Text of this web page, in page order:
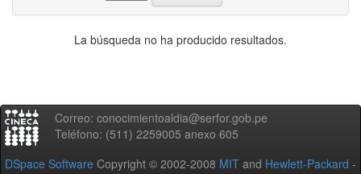
La búsqueda no ha producido resultados.
Correo: conocimientoaldia@serfor.gob.pe
Teléfono: (511) 2259005 anexo 605
DSpace Software Copyright © 2002-2008 MIT and Hewlett-Packard -